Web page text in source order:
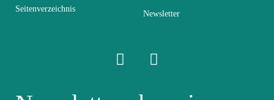
Elektrisch Nicht elektrisch
Seitenverzeichnis
Newsletter